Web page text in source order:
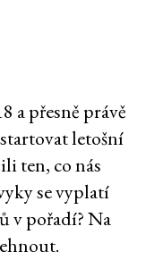
a přesně právě
letošní
ten, co nás
se vyplatí
v pořadí? Na